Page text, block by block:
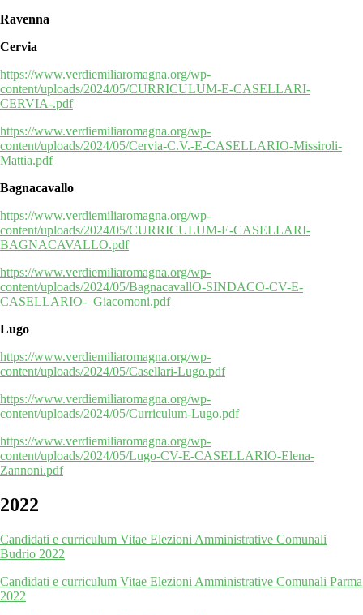
Ravenna
Cervia
https://www.verdiemiliaromagna.org/wp-
content/uploads/2024/05/CURRICULUM-E-CASELLARI-
CERVIA-.pdf
https://www.verdiemiliaromagna.org/wp-
content/uploads/2024/05/Cervia-C.V.-E-CASELLARIO-Missiroli-
Mattia.pdf
Bagnacavallo
https://www.verdiemiliaromagna.org/wp-
content/uploads/2024/05/CURRICULUM-E-CASELLARI-
BAGNACAVALLO.pdf
https://www.verdiemiliaromagna.org/wp-
content/uploads/2024/05/BagnacavallO-SINDACO-CV-E-
CASELLARIO-_Giacomoni.pdf
Lugo
https://www.verdiemiliaromagna.org/wp-
content/uploads/2024/05/Casellari-Lugo.pdf
https://www.verdiemiliaromagna.org/wp-
content/uploads/2024/05/Curriculum-Lugo.pdf
https://www.verdiemiliaromagna.org/wp-
content/uploads/2024/05/Lugo-CV-E-CASELLARIO-Elena-
Zannoni.pdf
2022
Candidati e curriculum Vitae Elezioni Amministrative Comunali
Budrio 2022
Candidati e curriculum Vitae Elezioni Amministrative Comunali Parma
2022